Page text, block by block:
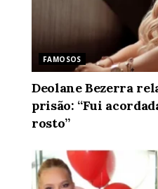
FAMOSOS
Deolane Bezerra
prisão: “Fui
rosto”